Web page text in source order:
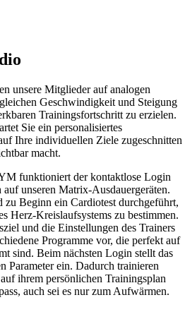
unsere Mitglieder auf analogen
Geschwindigkeit und Steigung
Trainingsfortschritt zu erzielen.
Sie ein personalisiertes
Ihre individuellen Ziele zugeschnitten
macht.
funktioniert der kontaktlose Login
unseren Matrix-Ausdauergeräten.
Beginn ein Cardiotest durchgeführt,
Herz-Kreislaufsystems zu bestimmen.
und die Einstellungen des Trainers
Programme vor, die perfekt auf
sind. Beim nächsten Login stellt das
Parameter ein. Dadurch trainieren
ihrem persönlichen Trainingsplan
auch sei es nur zum Aufwärmen.